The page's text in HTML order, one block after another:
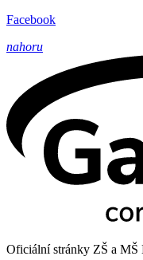
Facebook
nahoru
Oficiální stránky ZŠ a